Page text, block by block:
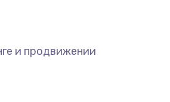
и продвижении